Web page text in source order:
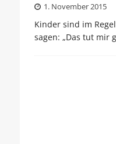
1. November 2015
Kinder sind im
sagen: „Das tut mir